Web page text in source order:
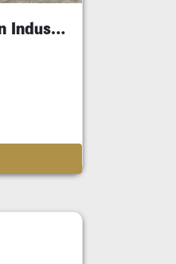
Murah Gudang Kepatihan Industri Gersik